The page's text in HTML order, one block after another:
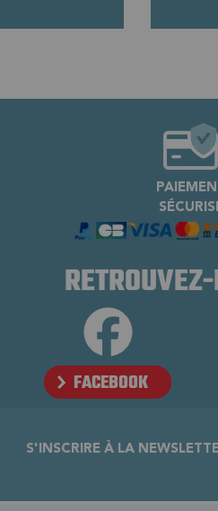
FACEBOOK
S'INSCRIRE À LA